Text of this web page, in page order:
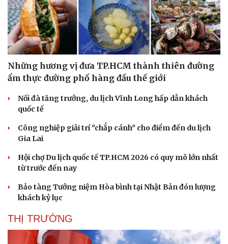
Du lịch
Tư vấn
Câu chuyện thời sự
Những hương vị đưa TP.HCM thành thiên đường
ẩm thực đường phố hàng đầu thế giới
Nối đà tăng trưởng, du lịch Vĩnh Long hấp dẫn khách
quốc tế
Công nghiệp giải trí "chắp cánh" cho điểm đến du lịch
Gia Lai
Hội chợ Du lịch quốc tế TP.HCM 2026 có quy mô lớn nhất
từ trước đến nay
Bảo tàng Tưởng niệm Hòa bình tại Nhật Bản đón lượng
khách kỷ lục
THỊ TRƯỜNG